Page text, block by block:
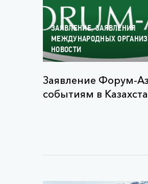
ЗАЯВЛЕНИЕ,ЗАЯВЛЕНИЯ
МЕЖДУНАРОДНЫХ
НОВОСТИ
Заявление Форум-
событиям в